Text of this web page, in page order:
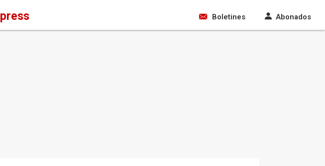
press Boletines Abonados